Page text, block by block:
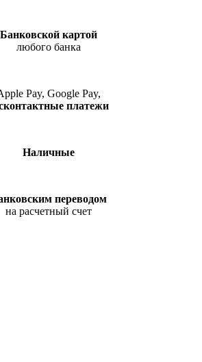
Банковской картой
любого банка
Pay, Google Pay,
платежи
Наличные
переводом
на расчетный счет